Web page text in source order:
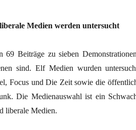
Medien werden untersucht
69 Beiträge zu sieben
sind. Elf Medien wurden
Focus und Die Zeit sowie die
Die Medienauswahl ist ein
liberale Medien.